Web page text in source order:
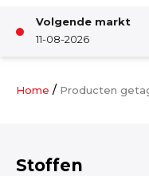
Volgende markt
11-08-2026
Home / Producten
Stoffen